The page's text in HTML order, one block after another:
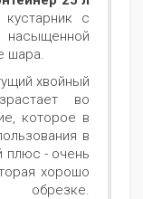
с
шара.
хвойный
во
которое в
в
плюс - очень
хорошо
обрезке.